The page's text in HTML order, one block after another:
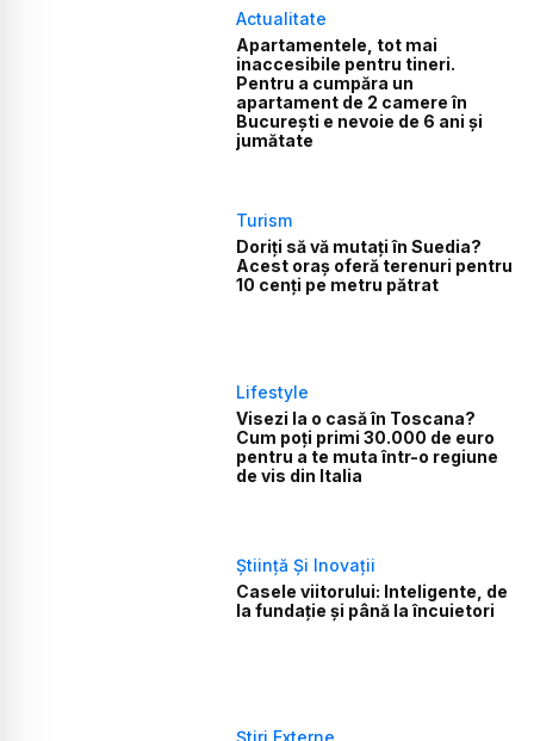
Actualitate
Apartamentele, tot mai
inaccesibile pentru tineri.
Pentru a cumpăra un
apartament de 2 camere în
București e nevoie de 6 ani și
jumătate
Turism
Doriți să vă mutați în Suedia?
Acest oraș oferă terenuri pentru
10 cenți pe metru pătrat
Lifestyle
Visezi la o casă în Toscana?
Cum poți primi 30.000 de euro
pentru a te muta într-o regiune
de vis din Italia
Știință Și Inovații
Casele viitorului: Inteligente, de
la fundație și până la încuietori
Știri Externe